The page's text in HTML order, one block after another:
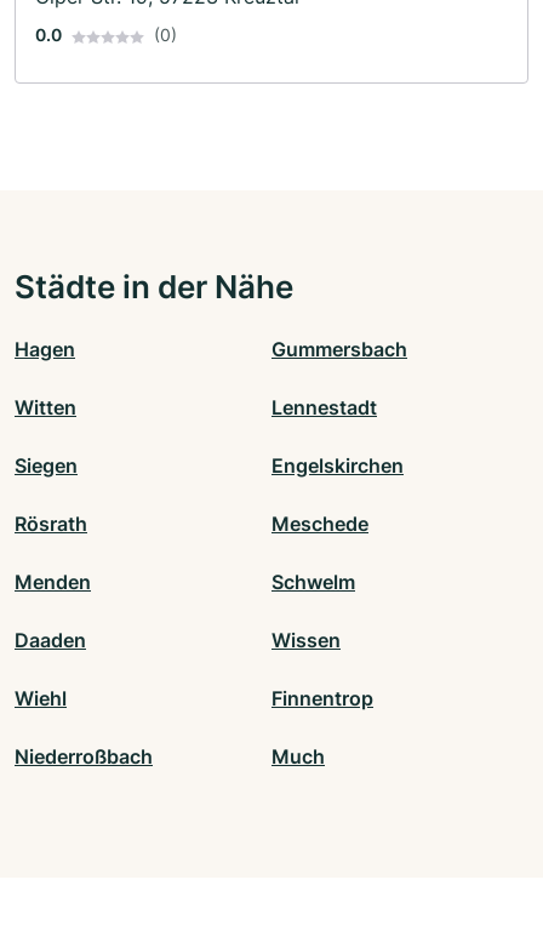
0.0 (0)
Städte in der Nähe
Hagen Gummersbach
Witten Lennestadt
Siegen Engelskirchen
Rösrath Meschede
Menden Schwelm
Daaden Wissen
Wiehl Finnentrop
Niederroßbach Much